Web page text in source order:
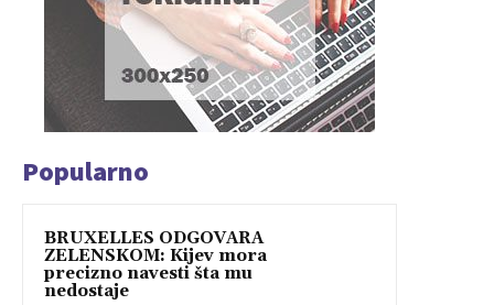
Popularno
BRUXELLES ODGOVARA
ZELENSKOM: Kijev mora
precizno navesti šta mu
nedostaje